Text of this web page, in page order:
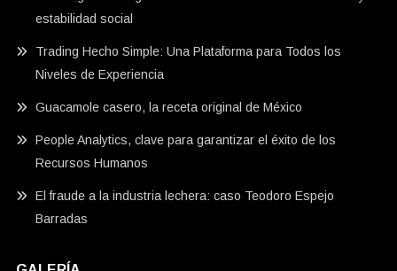
estabilidad social
Trading Hecho Simple: Una Plataforma para Todos los
Niveles de Experiencia
Guacamole casero, la receta original de México
People Analytics, clave para garantizar el éxito de los
Recursos Humanos
El fraude a la industria lechera: caso Teodoro Espejo
Barradas